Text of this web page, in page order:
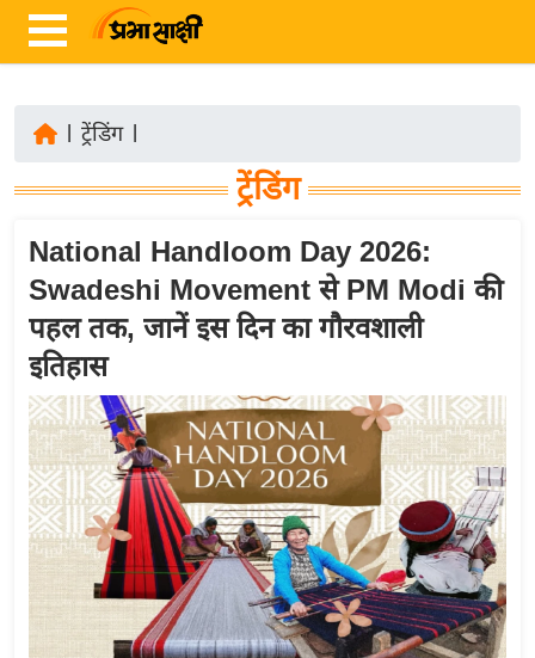
ज़ा
रा
ष्ट्री
य
अं
त
र्रा
ष्ट्री
बि
ट्रेंडिंग|
ट्रेंडिंग
National Handloom Day 2026:
Swadeshi Movement से PM Modi की
पहल तक, जानें इस दिन का गौरवशाली
इतिहास